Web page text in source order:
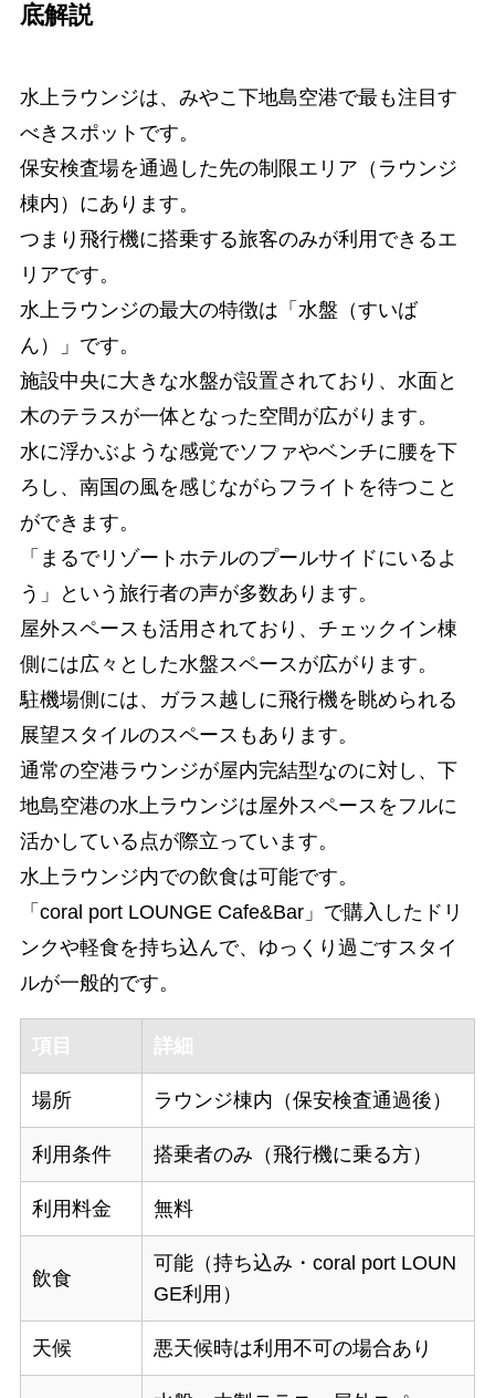
底解説
水上ラウンジは、みやこ下地島空港で最も注目す
べきスポットです。
保安検査場を通過した先の制限エリア（ラウンジ
棟内）にあります。
つまり飛行機に搭乗する旅客のみが利用できるエ
リアです。
水上ラウンジの最大の特徴は「水盤（すいば
ん）」です。
施設中央に大きな水盤が設置されており、水面と
木のテラスが一体となった空間が広がります。
水に浮かぶような感覚でソファやベンチに腰を下
ろし、南国の風を感じながらフライトを待つこと
ができます。
「まるでリゾートホテルのプールサイドにいるよ
う」という旅行者の声が多数あります。
屋外スペースも活用されており、チェックイン棟
側には広々とした水盤スペースが広がります。
駐機場側には、ガラス越しに飛行機を眺められる
展望スタイルのスペースもあります。
通常の空港ラウンジが屋内完結型なのに対し、下
地島空港の水上ラウンジは屋外スペースをフルに
活かしている点が際立っています。
水上ラウンジ内での飲食は可能です。
「coral port LOUNGE Cafe&Bar」で購入したドリ
ンクや軽食を持ち込んで、ゆっくり過ごすスタイ
ルが一般的です。
項目 詳細
場所 ラウンジ棟内（保安検査通過後）
利用条件 搭乗者のみ（飛行機に乗る方）
利用料金 無料
飲食
可能（持ち込み・coral port LOUN
GE利用）
天候 悪天候時は利用不可の場合あり